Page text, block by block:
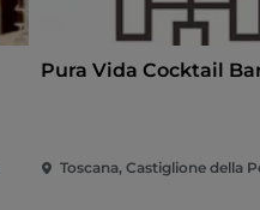
Pura Vida Cocktail
Toscana, Castiglione della